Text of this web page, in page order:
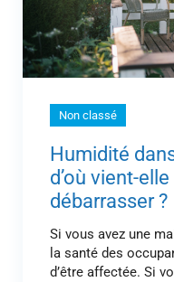
Non classé
Humidité
d’où vient-
débarrasser ?
Si vous avez une
la santé des
d’être affectée. Si